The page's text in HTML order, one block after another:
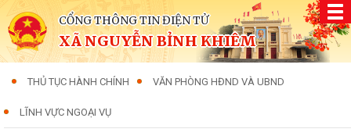
CỔNG THÔNG TIN ĐIỆN TỬ
XÃ NGUYỄN BỈNH KHIÊM
THỦ TỤC HÀNH CHÍNH VĂN PHÒNG HĐND VÀ UBND
LĨNH VỰC NGOẠI VỤ